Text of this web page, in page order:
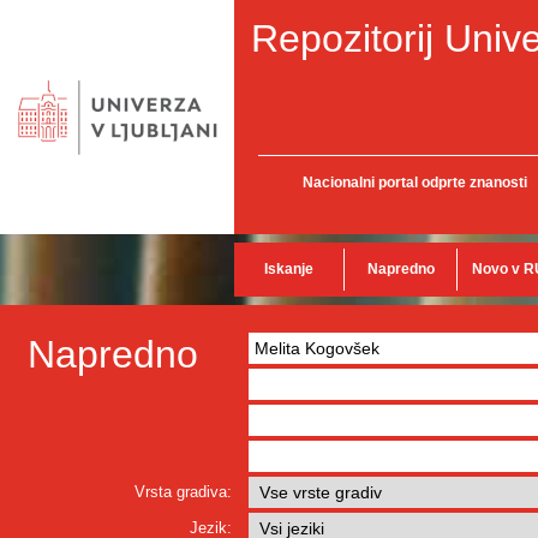
Repozitorij
Nacionalni portal odprte znanosti
Iskanje Napredno Novo v
Napredno
Vrsta gradiva:
Jezik: